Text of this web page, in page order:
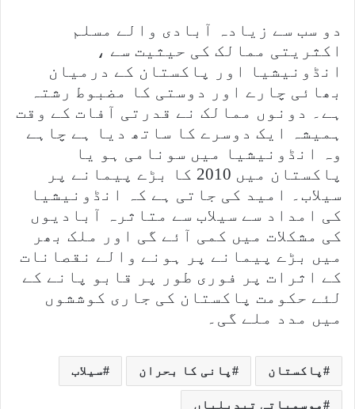
دو سب سے زیادہ آبادی والے مسلم
اکثریتی ممالک کی حیثیت سے ،
انڈونیشیا اور پاکستان کے درمیان
بھائی چارے اور دوستی کا مضبوط رشتہ
ہے۔ دونوں ممالک نے قدرتی آفات کے وقت
ہمیشہ ایک دوسرے کا ساتھ دیا ہے چاہے
وہ انڈونیشیا میں سونامی ہو یا
پاکستان میں 2010 کا بڑے پیمانے پر
سیلاب۔ امید کی جاتی ہے کہ انڈونیشیا
کی امداد سے سیلاب سے متاثرہ آبادیوں
کی مشکلات میں کمی آئے گی اور ملک بھر
میں بڑے پیمانے پر ہونے والے نقصانات
کے اثرات پر فوری طور پر قابو پانے کے
لئے حکومت پاکستان کی جاری کوششوں
میں مدد ملے گی۔
پاکستان پانی کا بحران سیلاب
موسمیاتی تبدیلیاں